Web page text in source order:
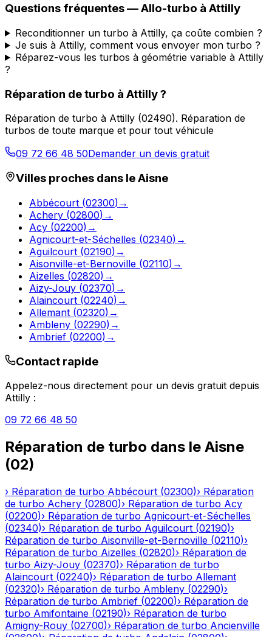
Questions fréquentes —Allo-turbo à Attilly
Reconditionner un turbo à Attilly, ça coûte combien ?
Je suis à Attilly, comment vous envoyer mon turbo ?
Réparez-vous les turbos à géométrie variable à Attilly
?
Réparation de turbo à Attilly?
Réparation de turbo à Attilly (02490). Réparation de
turbos de toute marque et pour tout véhicule
09 72 66 48 50Demander un devis gratuit
Villes proches dans leAisne
Abbécourt (02300) →
Achery (02800) →
Acy (02200) →
Agnicourt-et-Séchelles (02340) →
Aguilcourt (02190) →
Aisonville-et-Bernoville (02110) →
Aizelles (02820) →
Aizy-Jouy (02370) →
Alaincourt (02240) →
Allemant (02320) →
Ambleny (02290) →
Ambrief (02200) →
Contact rapide
Appelez-nous directement pour un devis gratuit depuis
Attilly :
09 72 66 48 50
Réparation de turbo dans le Aisne
(02)
› Réparation de turbo Abbécourt (02300)› Réparation
de turbo Achery (02800)› Réparation de turbo Acy
(02200)› Réparation de turbo Agnicourt-et-Séchelles
(02340)› Réparation de turbo Aguilcourt (02190)›
Réparation de turbo Aisonville-et-Bernoville (02110)›
Réparation de turbo Aizelles (02820)› Réparation de
turbo Aizy-Jouy (02370)› Réparation de turbo
Alaincourt (02240)› Réparation de turbo Allemant
(02320)› Réparation de turbo Ambleny (02290)›
Réparation de turbo Ambrief (02200)› Réparation de
turbo Amifontaine (02190)› Réparation de turbo
Amigny-Rouy (02700)› Réparation de turbo Ancienville